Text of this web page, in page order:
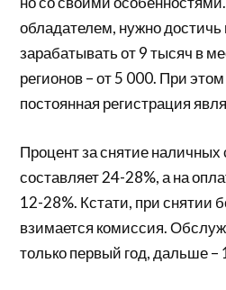
обладателем, нужно достичь
зарабатывать от 9 тысяч в
регионов – от 5 000. При
постоянная регистрация
Процент за снятие наличных
составляет 24-28%, а на
12-28%. Кстати, при снятии
взимается комиссия.
только первый год, дальше –